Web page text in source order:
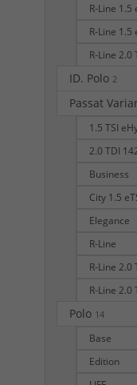
R-Line 1.5
R-Line 1.5
R-Line 2.0
ID. Polo 2
Passat
1.5 TSI
2.0 TDI
Business
City 1.5
Elegance
R-Line
R-Line 2.0
R-Line 2.0
Polo 14
Base
Edition